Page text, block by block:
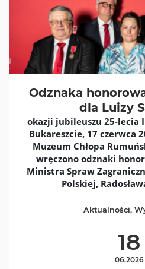
Odznaka
dla Luizy
okazji jubileuszu 25-lecia
Bukareszcie, 17 czerwca
Muzeum Chłopa
wręczono odznaki
Ministra Spraw
Polskiej,
18
06.2026
Aktualności,